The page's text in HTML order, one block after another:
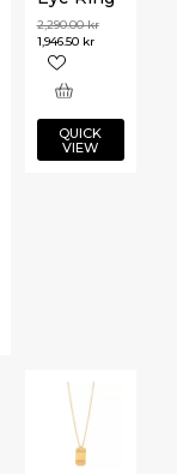
2,290.00kr
1,946.50 kr
QUICK
VIEW